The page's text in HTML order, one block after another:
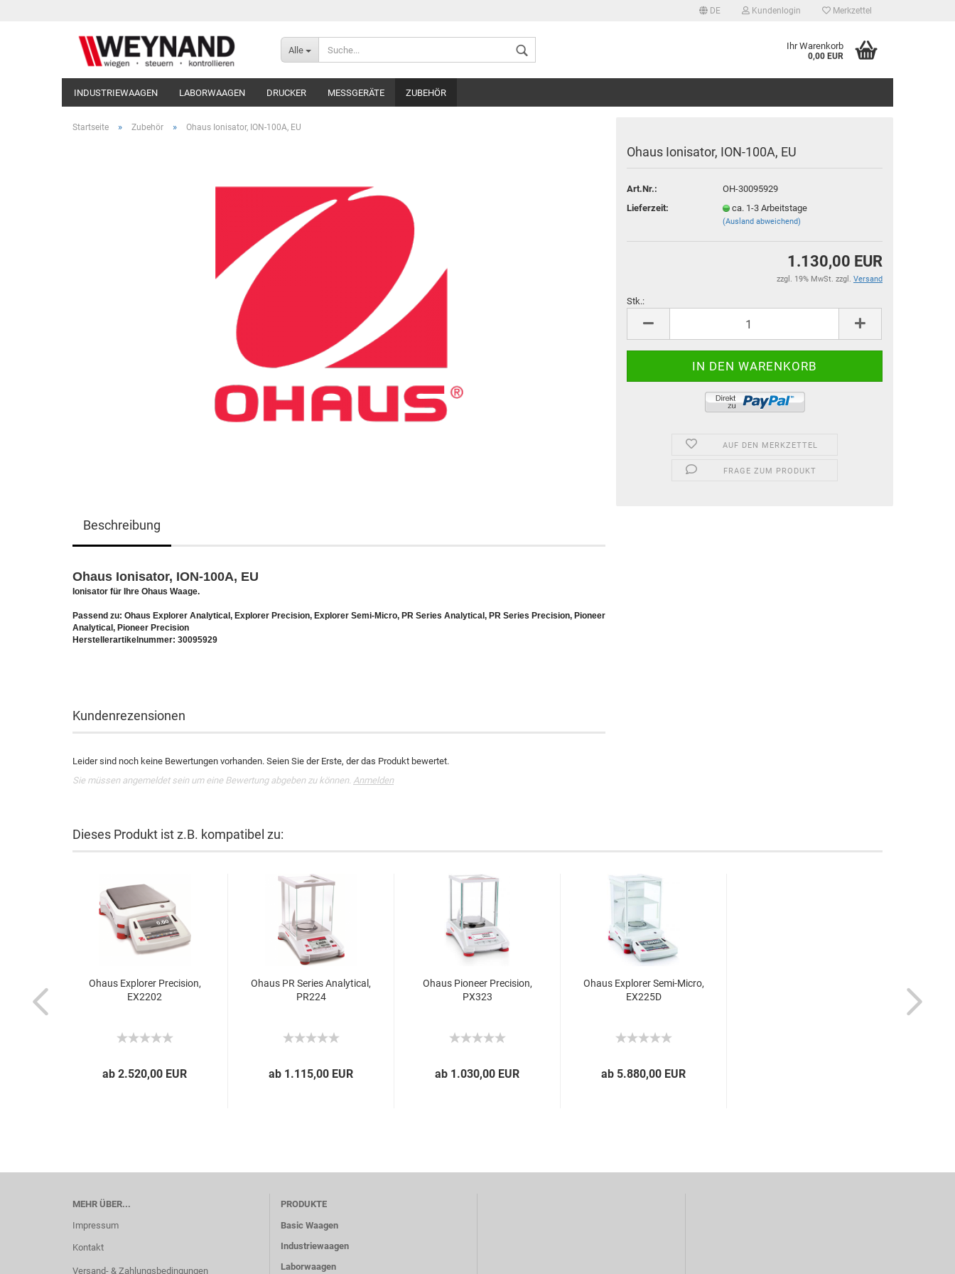
DE Kundenlogin
Konto erstellen
Merkzettel
Alle Ihr Warenkorb
0,00 EUR
INDUSTRIEWAAGEN LABORWAAGEN DRUCKER MESSGERÄTE ZUBEHÖR
Startseite » Zubehör » Ohaus Ionisator, ION-100A, EU
Ohaus Ionisator, ION-100A, EU
Art.Nr.:
OH-30095929
Lieferzeit:
ca. 1-3 Arbeitstage
(Ausland abweichend)
1.130,00 EUR
zzgl. 19% MwSt. zzgl. Versand
Stk.:
AUF DEN MERKZETTEL
FRAGE ZUM PRODUKT
Beschreibung
Ohaus Ionisator, ION-100A, EU
Ionisator für Ihre Ohaus Waage.
Passend zu: Ohaus Explorer Analytical, Explorer Precision, Explorer Semi-Micro, PR Series Analytical, PR Series Precision, Pioneer
Analytical, Pioneer Precision
Herstellerartikelnummer: 30095929
Kundenrezensionen
Leider sind noch keine Bewertungen vorhanden. Seien Sie der Erste, der das Produkt bewertet.
Sie müssen angemeldet sein um eine Bewertung abgeben zu können. Anmelden
Dieses Produkt ist z.B. kompatibel zu:
Ohaus Explorer Precision,
EX2202
ab 2.520,00 EUR
Ohaus PR Series Analytical,
PR224
ab 1.115,00 EUR
Ohaus Pioneer Precision,
PX323
ab 1.030,00 EUR
Ohaus Explorer Semi-Micro,
EX225D
ab 5.880,00 EUR
MEHR ÜBER...
Impressum
Kontakt
Versand- & Zahlungsbedingungen
PRODUKTE
Basic Waagen
Industriewaagen
Laborwaagen